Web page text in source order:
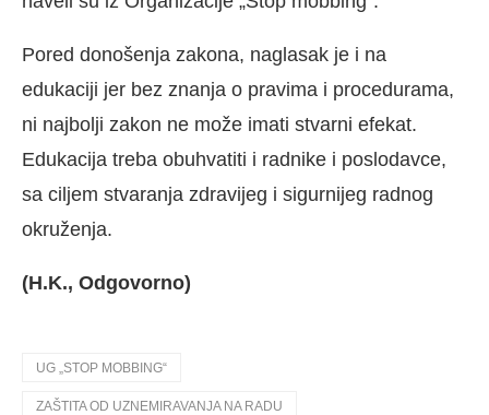
Pored donošenja zakona, naglasak je i na
edukaciji jer bez znanja o pravima i procedurama,
ni najbolji zakon ne može imati stvarni efekat.
Edukacija treba obuhvatiti i radnike i poslodavce,
sa ciljem stvaranja zdravijeg i sigurnijeg radnog
okruženja.
(H.K., Odgovorno)
UG „STOP MOBBING“
ZAŠTITA OD UZNEMIRAVANJA NA RADU